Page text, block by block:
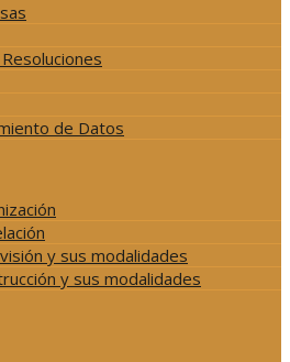
de Datos
y sus modalidades
y sus modalidades